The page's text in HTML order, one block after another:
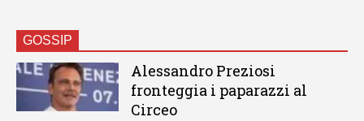
GOSSIP
Alessandro Preziosi
fronteggia i paparazzi al
Circeo